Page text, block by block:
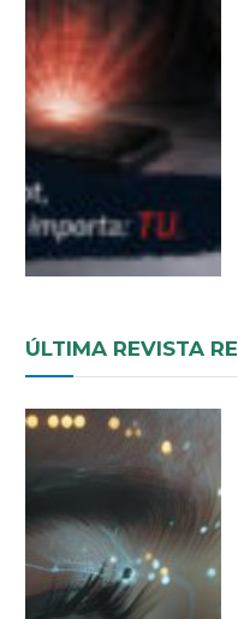
ÚLTIMA REVISTA RE